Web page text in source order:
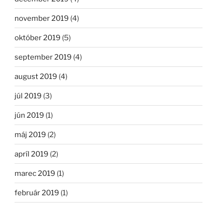
november 2019 (4)
október 2019 (5)
september 2019 (4)
august 2019 (4)
júl 2019 (3)
jún 2019 (1)
máj 2019 (2)
apríl 2019 (2)
marec 2019 (1)
február 2019 (1)